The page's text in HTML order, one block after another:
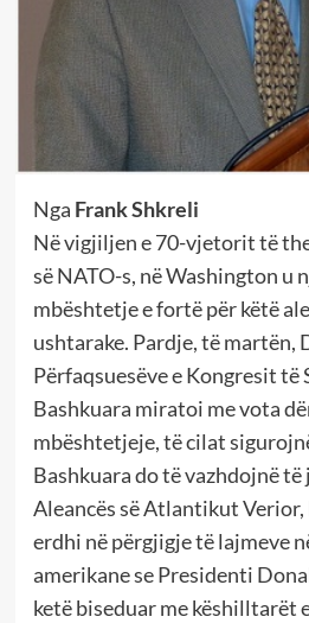
Nga Frank Shkreli
Në vigjiljen e 70-vjetorit të
së NATO-s, në Washington u
mbështetje e fortë për këtë
ushtarake. Pardje, të martën,
Përfaqsuesëve e Kongresit të
Bashkuara miratoi me vota
mbështetjeje, të cilat
Bashkuara do të vazhdojnë të
Aleancës së Atlantikut Verior,
erdhi në përgjigje të lajmeve
amerikane se Presidenti
ketë biseduar me këshilltarët